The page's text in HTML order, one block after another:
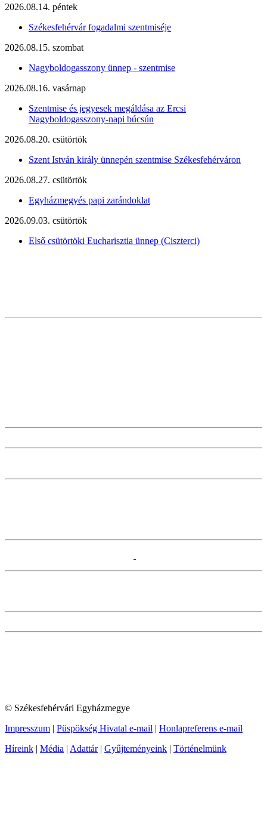
2026.08.14. péntek
Székesfehérvár fogadalmi szentmiséje
2026.08.15. szombat
Nagyboldogasszony ünnep - szentmise
2026.08.16. vasárnap
Szentmise és jegyesek megáldása az Ercsi
Nagyboldogasszony-napi búcsún
2026.08.20. csütörtök
Szent István király ünnepén szentmise Székesfehérváron
2026.08.27. csütörtök
Egyházmegyés papi zarándoklat
2026.09.03. csütörtök
Első csütörtöki Eucharisztia ünnep (Ciszterci)
© Székesfehérvári Egyházmegye
Impresszum | Püspökség Hivatal e-mail | Honlapreferens e-mail
Híreink | Média | Adattár| Gyűjteményeink | Történelmünk